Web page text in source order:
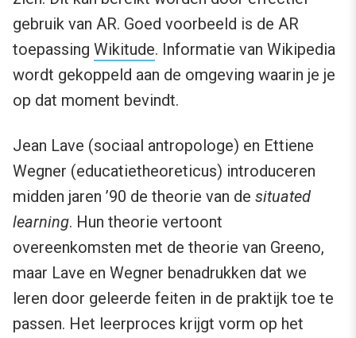
gebruik van AR. Goed voorbeeld is de AR
toepassing Wikitude. Informatie van Wikipedia
wordt gekoppeld aan de omgeving waarin je je
op dat moment bevindt.
Jean Lave (sociaal antropologe) en Ettiene
Wegner (educatietheoreticus) introduceren
midden jaren ’90 de theorie van de situated
learning. Hun theorie vertoont
overeenkomsten met de theorie van Greeno,
maar Lave en Wegner benadrukken dat we
leren door geleerde feiten in de praktijk toe te
passen. Het leerproces krijgt vorm op het